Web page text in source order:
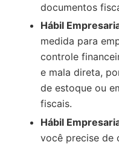
documentos
Hábil
medida para
controle
e mala direta,
de estoque ou
fiscais.
Hábil
você precise de